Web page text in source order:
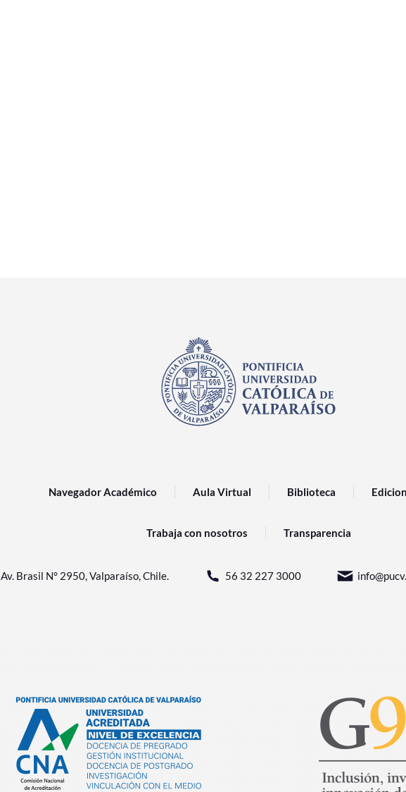
Navegador Académico Aula Virtual Biblioteca
Trabaja con nosotros Transparencia
Av. Brasil N° 2950, Valparaíso, Chile. 56 32 227 3000